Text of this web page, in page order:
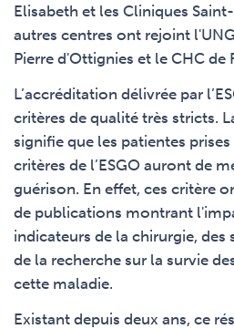
Elisabeth et les Cliniques
autres centres ont rejoint
Pierre d'Ottignies et le CHC de
L’accréditation délivrée par
critères de qualité très stricts.
signifie que les patientes
critères de l’ESGO auront de
guérison. En effet, ces critère
de publications montrant
indicateurs de la chirurgie,
de la recherche sur la survie
cette maladie.
Existant depuis deux ans, ce